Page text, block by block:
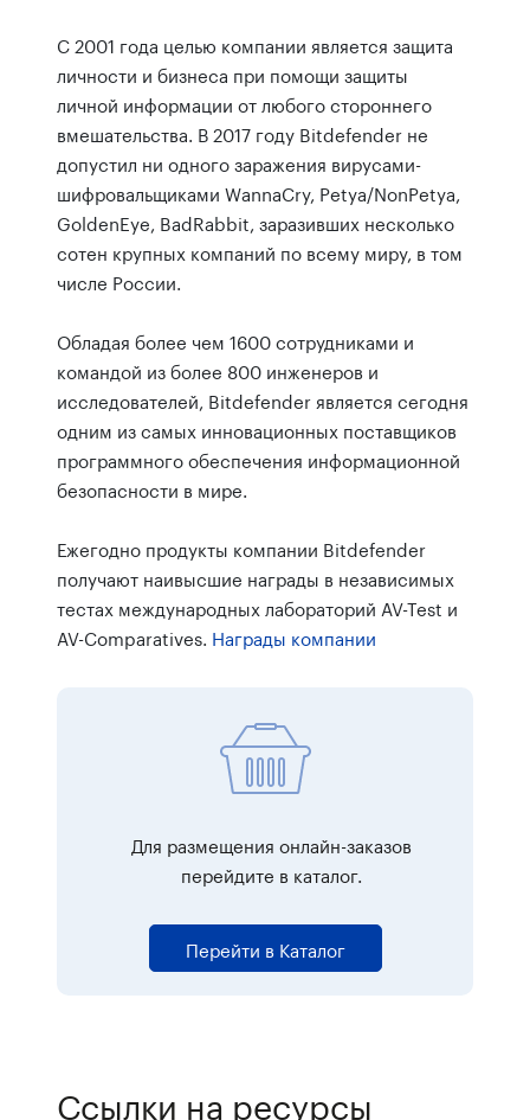
С 2001 года целью компании является защита
личности и бизнеса при помощи защиты
личной информации от любого стороннего
вмешательства. В 2017 году Bitdefender не
допустил ни одного заражения вирусами-
шифровальщиками WannaCry, Petya/NonPetya,
GoldenEye, BadRabbit, заразивших несколько
сотен крупных компаний по всему миру, в том
числе России.
Обладая более чем 1600 сотрудниками и
командой из более 800 инженеров и
исследователей, Bitdefender является сегодня
одним из самых инновационных поставщиков
программного обеспечения информационной
безопасности в мире.
Ежегодно продукты компании Bitdefender
получают наивысшие награды в независимых
тестах международных лабораторий AV-Test и
AV-Comparatives. Награды компании
Для размещения онлайн-заказов
перейдите в каталог.
Перейти в Каталог
Ссылки на ресурсы